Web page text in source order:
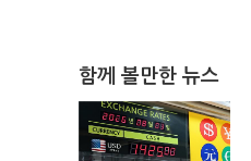
함께 볼만한 뉴스